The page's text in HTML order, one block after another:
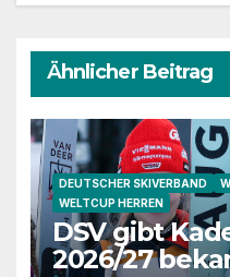
Ähnlicher Beitrag
DEUTSCHER SKIVERBAND
WELTCUP HERREN
DSV gibt
2026/27